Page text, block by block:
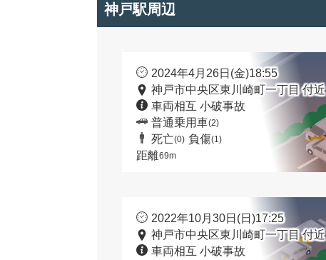
神戸駅周辺
2024年4月26日(金)18:55
神戸市中央区東川崎町一丁目 付近
車両相互 小破事故
普通乗用車(2)
死亡(0) 負傷(1)
距離69m
2022年10月30日(日)17:25
神戸市中央区東川崎町一丁目 付近
車両相互 小破事故